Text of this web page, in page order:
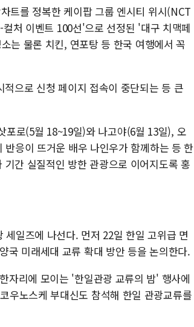
트를 정복한 케이팝 그룹 엔시티 위시(NCT
처 이벤트 100선'으로 선정된 '대구 치맥페
는 물론 치킨, 연포탕 등 한국 여행에서 꼭
으로 신청 페이지 접속이 중단되는 등 큰
로(5월 18~19일)와 나고야(6월 13일), 오
응이 뜨거운 배우 나인우가 함께하는 등 한
간 실질적인 방한 관광으로 이어지도록 홍
일즈에 나선다. 먼저 22일 한일 고위급 면
국 미래세대 교류 확대 방안 등을 논의한다.
자리에 모이는 '한일관광 교류의 밤' 행사에
우노스케 부대신도 참석해 한일 관광교류를